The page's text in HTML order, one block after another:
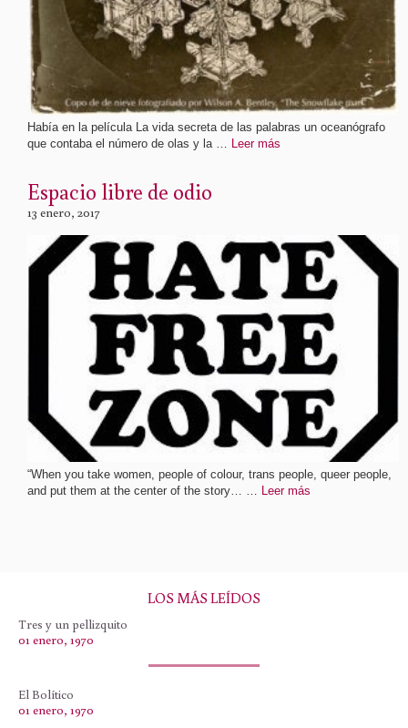
Había en la película La vida secreta de las palabras un oceanógrafo
que contaba el número de olas y la … Leer más
Espacio libre de odio
13 enero, 2017
“When you take women, people of colour, trans people, queer people,
and put them at the center of the story… … Leer más
LOS MÁS LEÍDOS
Tres y un pellizquito
01 enero, 1970
El Bolítico
01 enero, 1970